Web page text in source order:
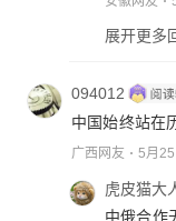
展开更多
094012
中国始终站在
广西网友 5月25
虎皮猫大
中俄合作